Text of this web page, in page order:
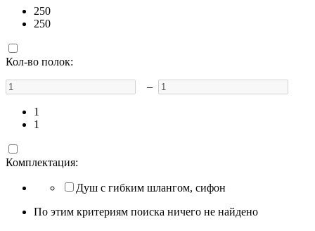
250
250
Кол-во полок:
–
1
1
Комплектация:
Душ с гибким шлангом, сифон
По этим критериям поиска ничего не найдено